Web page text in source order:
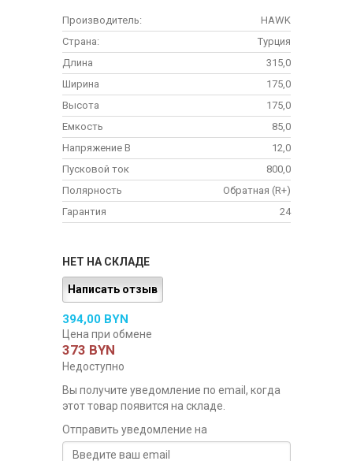
Производитель:
HAWK
Страна:
Турция
Длина
315,0
Ширина
175,0
Высота
175,0
Емкость
85,0
Напряжение В
12,0
Пусковой ток
800,0
Полярность
Обратная (R+)
Гарантия
24
НЕТ НА СКЛАДЕ
Написать отзыв
394,00 BYN
Цена при обмене
373 BYN
Недоступно
Вы получите уведомление по email, когда
этот товар появится на складе.
Отправить уведомление на